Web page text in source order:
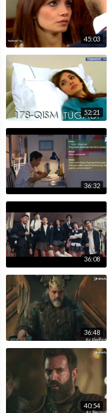
45:03
52:21
36:32
36:08
36:48
40:54